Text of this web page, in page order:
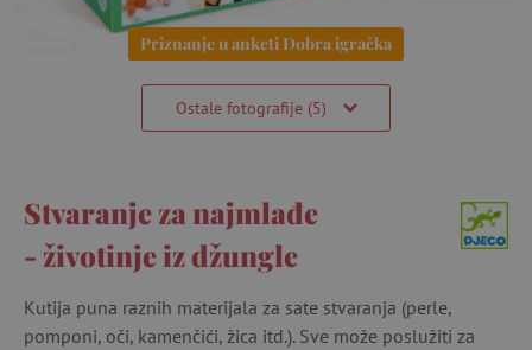
Priznanje u anketi Dobra igračka
Ostale fotografije (5)
Stvaranje za najmlađe
- životinje iz džungle
Kutija puna raznih materijala za sate stvaranja (perle,
pomponi, oči, kamenčići, žica itd.). Sve može poslužiti za